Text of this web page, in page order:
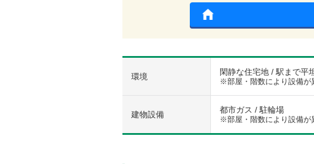
環境 閑静な住宅地 / 駅まで平
※部屋・階数により設備が
建物設備 都市ガス / 駐輪場
※部屋・階数により設備が